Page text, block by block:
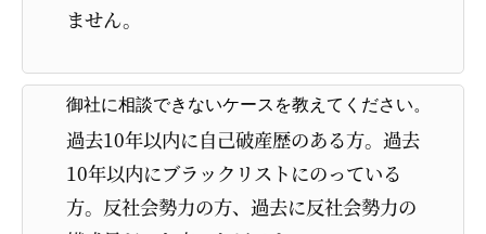
ません。
御社に相談できないケースを教えてください。
過去10年以内に自己破産歴のある方。過去
10年以内にブラックリストにのっている
方。反社会勢力の方、過去に反社会勢力の